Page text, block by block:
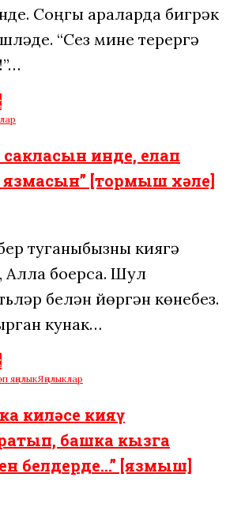
Соңгы араларда бигрәк
“Сез мине үтерергә
инде, елап
[тормыш хәле]
туганыбызны кияүгә
Алла боерса. Шул
белән йөргән көнебез.
кунак…
яңалыкЯңалыклар
киләсе кияү
башка кызга
белдерде…” [язмыш]